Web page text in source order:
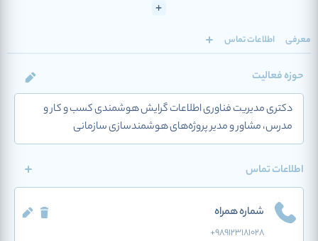
معرفی اطلاعات تماس
حوزه فعالیت
دکتری مدیریت فناوری اطلاعات گرایش هوشمندی کسب و کار و
مدرس، مشاور و مدیر پروژه‌های هوشمندسازی سازمانی
اطلاعات تماس
شماره همراه
+989123181028